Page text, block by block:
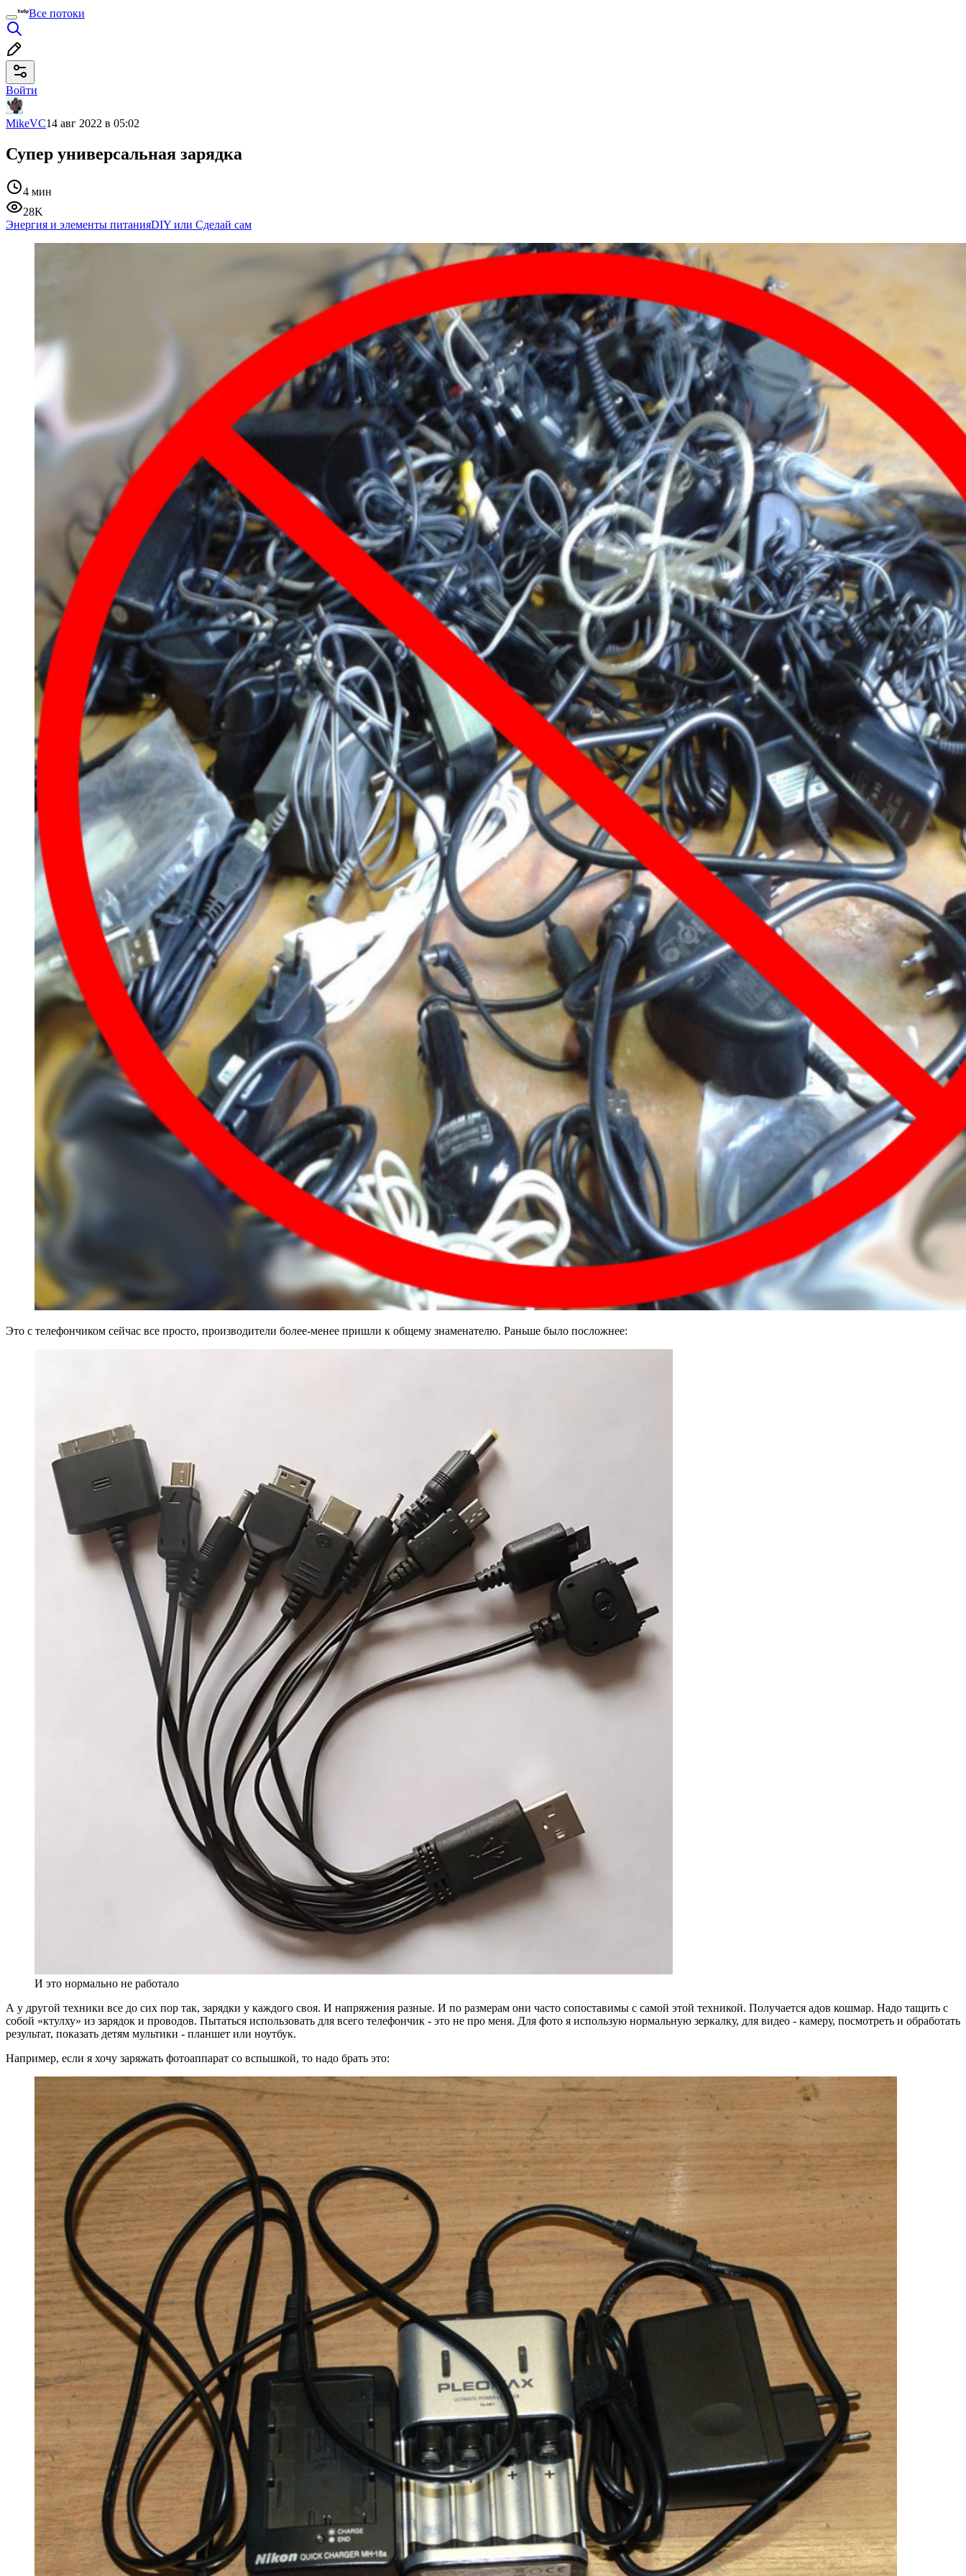
Все потоки
Войти
MikeVC14 авг 2022 в 05:02
Супер универсальная зарядка
4 мин
28K
Энергия и элементы питанияDIY или Сделай сам
Это с телефончиком сейчас все просто, производители более-менее пришли к общему знаменателю. Раньше было посложнее:
И это нормально не работало
А у другой техники все до сих пор так, зарядки у каждого своя. И напряжения разные. И по размерам они часто сопоставимы с самой этой техникой. Получается адов кошмар. Надо тащить с
собой «ктулху» из зарядок и проводов. Пытаться использовать для всего телефончик - это не про меня. Для фото я использую нормальную зеркалку, для видео - камеру, посмотреть и обработать
результат, показать детям мультики - планшет или ноутбук.
Например, если я хочу заряжать фотоаппарат со вспышкой, то надо брать это: